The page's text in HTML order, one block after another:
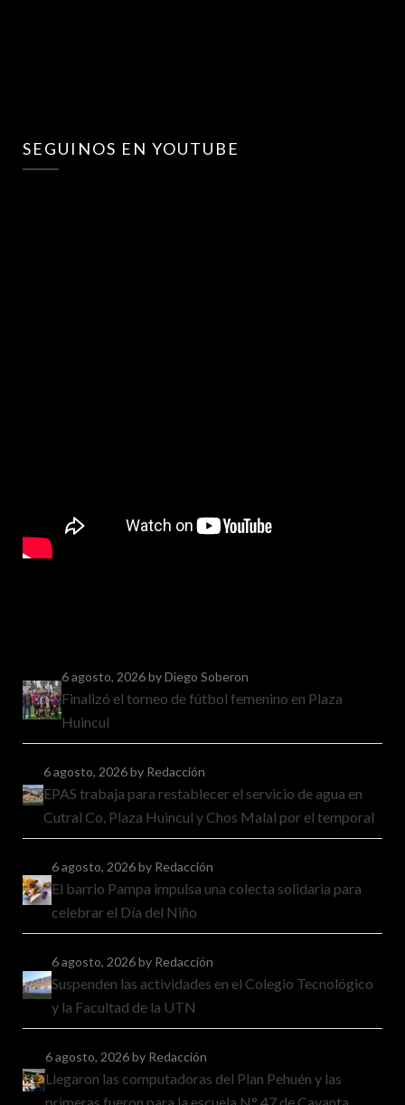
SEGUINOS EN YOUTUBE
6 agosto, 2026by Diego Soberon
Finalizó el torneo de fútbol femenino en Plaza
Huincul
6 agosto, 2026by Redacción
EPAS trabaja para restablecer el servicio de agua en
Cutral Co, Plaza Huincul y Chos Malal por el temporal
6 agosto, 2026by Redacción
El barrio Pampa impulsa una colecta solidaria para
celebrar el Día del Niño
6 agosto, 2026by Redacción
Suspenden las actividades en el Colegio Tecnológico
y la Facultad de la UTN
6 agosto, 2026by Redacción
Llegaron las computadoras del Plan Pehuén y las
primeras fueron para la escuela N° 47 de Cayanta